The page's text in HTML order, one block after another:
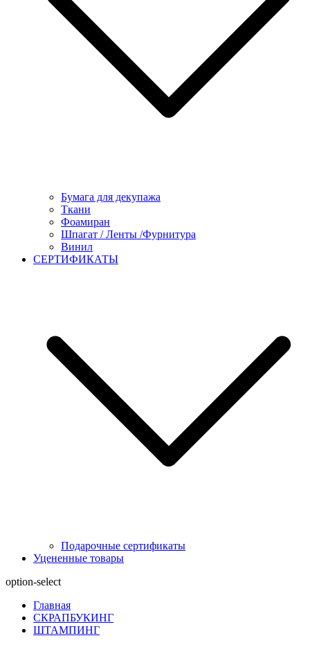
Бумага для декупажа
Ткани
Фоамиран
Шпагат / Ленты /Фурнитура
Винил
СЕРТИФИКАТЫ
Подарочные сертификаты
Уцененные товары
option-select
Главная
СКРАПБУКИНГ
ШТАМПИНГ